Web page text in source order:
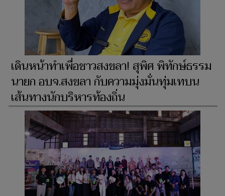
เดินหน้าทำเพื่อชาวสงขลา! สุพิศ พิทักษ์ธรรม
นายก อบจ.สงขลา กับความมุ่งมั่นทุ่มเทบน
เส้นทางนักบริหารท้องถิ่น